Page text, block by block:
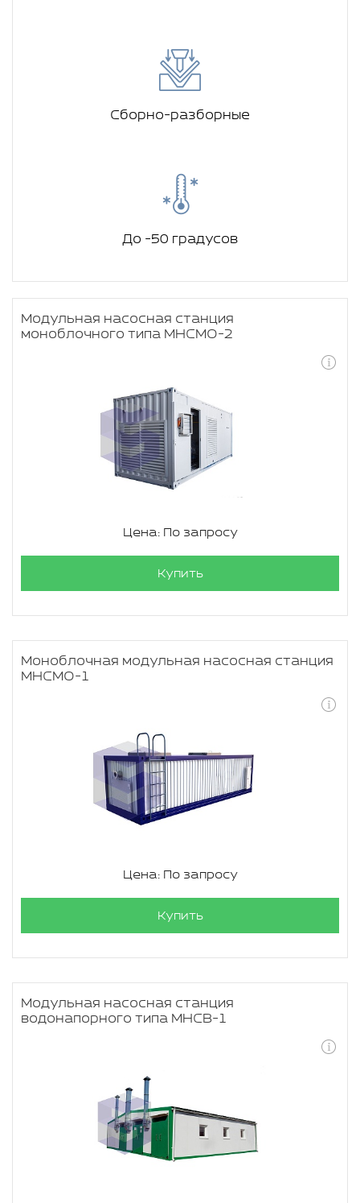
Сборно-разборные
До -50 градусов
Модульная насосная станция
моноблочного типа МНСМО-2
Цена: По запросу
Купить
Моноблочная модульная насосная станция
МНСМО-1
Цена: По запросу
Купить
Модульная насосная станция
водонапорного типа МНСВ-1